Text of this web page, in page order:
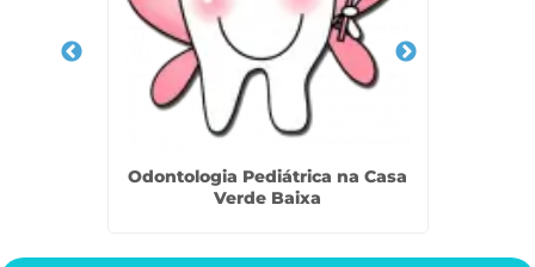
Odontologia Pediátrica na Casa
Verde Baixa